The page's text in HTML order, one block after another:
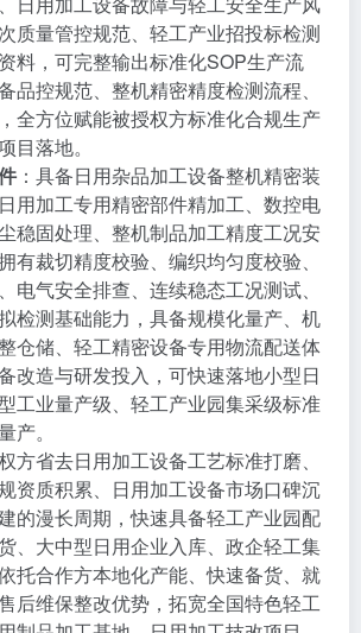
质量管控规范、轻工产业招投标检测
料，可完整输出标准化SOP生产流
品控规范、整机精密精度检测流程、
全方位赋能被授权方标准化合规生产
目落地。
：具备日用杂品加工设备整机精密装
用加工专用精密部件精加工、数控电
稳固处理、整机制品加工精度工况安
有裁切精度校验、编织均匀度校验、
电气安全排查、连续稳态工况测试、
检测基础能力，具备规模化量产、机
仓储、轻工精密设备专用物流配送体
改造与研发投入，可快速落地小型日
工业量产级、轻工产业园集采级标准
产。
方省去日用加工设备工艺标准打磨、
资质积累、日用加工设备市场口碑沉
的漫长周期，快速具备轻工产业园配
、大中型日用企业入库、政企轻工集
托合作方本地化产能、快速备货、就
后维保整改优势，拓宽全国特色轻工